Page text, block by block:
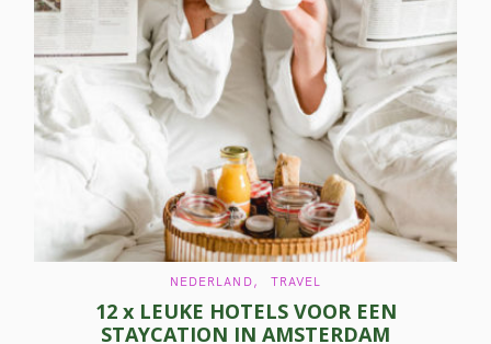
C
T
E
G
NEDERLAND TRAVEL
12 x LEUKE HOTELS VOOR EEN
STAYCATION IN AMSTERDAM